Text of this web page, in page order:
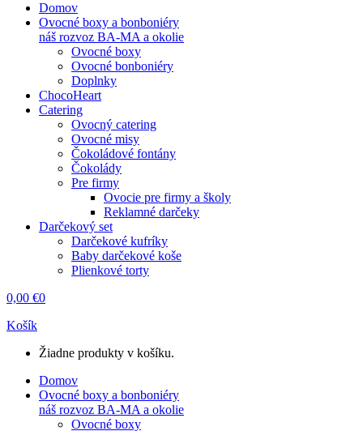
Domov
Ovocné boxy a bonboniéry
náš rozvoz BA-MA a okolie
Ovocné boxy
Ovocné bonboniéry
Doplnky
ChocoHeart
Catering
Ovocný catering
Ovocné misy
Čokoládové fontány
Čokolády
Pre firmy
Ovocie pre firmy a školy
Reklamné darčeky
Darčekový set
Darčekové kufríky
Baby darčekové koše
Plienkové torty
0,00 €0
Košík
Žiadne produkty v košíku.
Domov
Ovocné boxy a bonboniéry
náš rozvoz BA-MA a okolie
Ovocné boxy